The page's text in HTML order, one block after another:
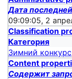
Дата
09:09:05, 2
Classification
Категория
Зимний конкурс
Content
Содержит